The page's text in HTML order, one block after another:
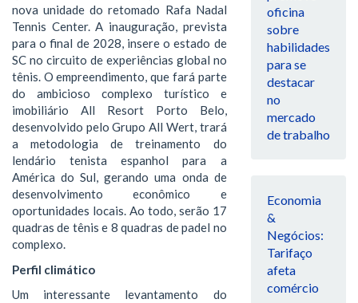
nova unidade do retomado Rafa Nadal
Tennis Center. A inauguração, prevista
para o final de 2028, insere o estado de
SC no circuito de experiências global no
tênis. O empreendimento, que fará parte
do ambicioso complexo turístico e
imobiliário All Resort Porto Belo,
desenvolvido pelo Grupo All Wert, trará
a metodologia de treinamento do
lendário tenista espanhol para a
América do Sul, gerando uma onda de
desenvolvimento econômico e
oportunidades locais. Ao todo, serão 17
quadras de tênis e 8 quadras de padel no
complexo.
Perfil climático
Um interessante levantamento do
oficina
sobre
habilidades
para se
destacar
no
mercado
de trabalho
Economia
&
Negócios:
Tarifaço
afeta
comércio